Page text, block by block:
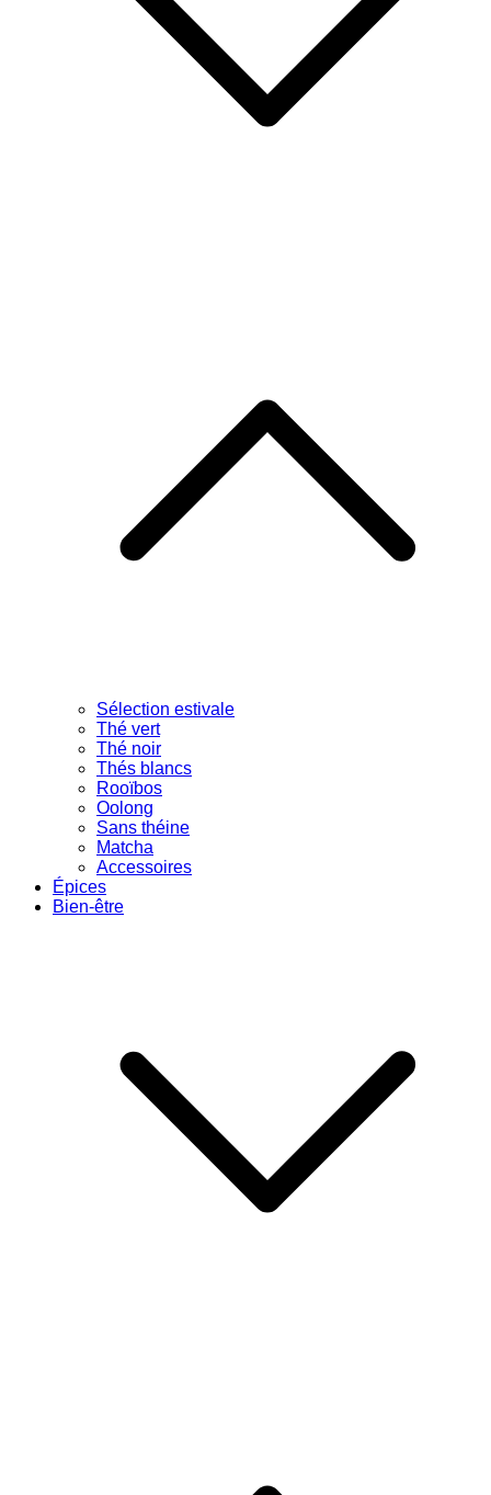
Sélection estivale
Thé vert
Thé noir
Thés blancs
Rooïbos
Oolong
Sans théine
Matcha
Accessoires
Épices
Bien-être